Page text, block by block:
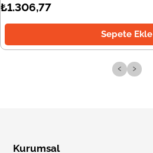
₺1.306,77
Sepete Ekle
‹ ›
Kurumsal